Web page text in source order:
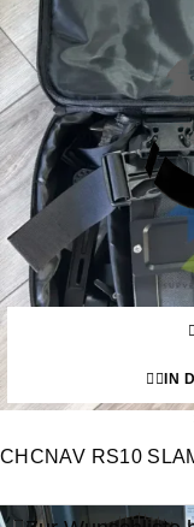
IN
CHCNAV RS10